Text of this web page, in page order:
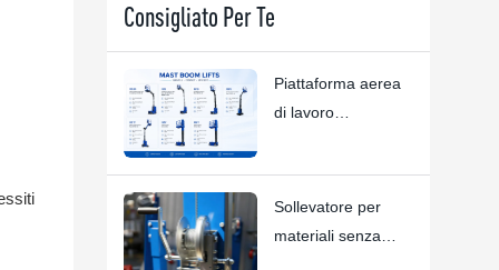
Consigliato Per Te
Piattaforma aerea
di lavoro
Soluzioni
personalizzate per
Sollevatore per
materiali senza